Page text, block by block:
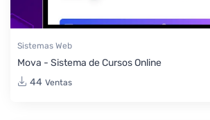
Sistemas Web
Mova - Sistema de Cursos Online
44 Ventas